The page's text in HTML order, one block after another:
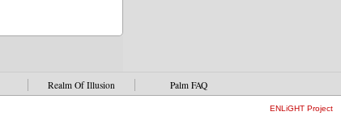
Realm Of Illusion Palm FAQ
ENLiGHT Project